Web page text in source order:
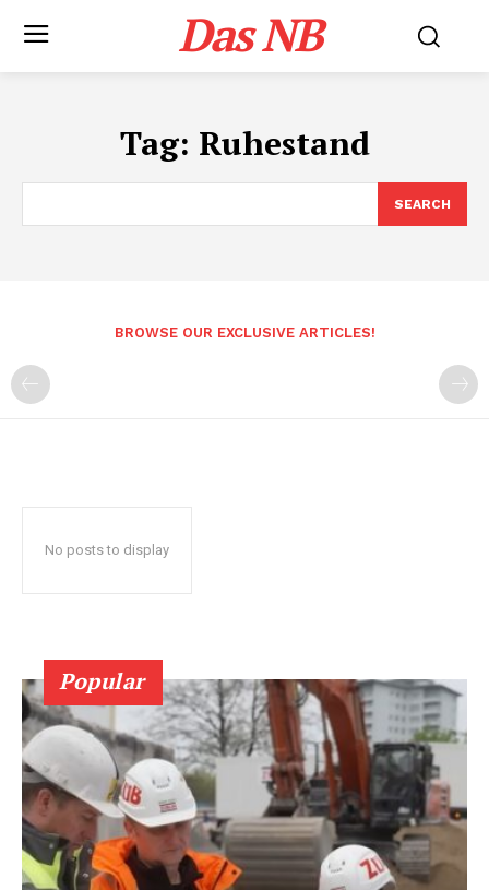
Das NB
Tag: Ruhestand
SEARCH
BROWSE OUR EXCLUSIVE ARTICLES!
No posts to display
Popular